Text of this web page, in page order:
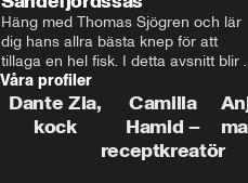
Häng med Thomas Sjögren och lär
dig hans allra bästa knep för att
tillaga en hel fisk. I detta avsnitt blir
de helstekt rödtunga med
sandefjordssås och en magisk
på pepparrot och äpple.
Våra profiler
Dante Zia,
kock
Camilla
Hamid –
receptkreatör